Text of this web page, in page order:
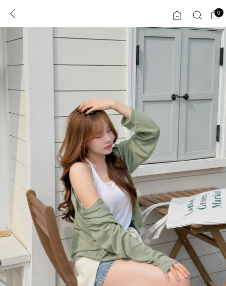
로그인 0
ENG
TW
JP 입
CATEGORY COMMUNITY
인플루언서 pick!
신상 5%
베스트
MADE
세트할인 ~30%
하객룩
ALL
익스클루시브
아우터
티셔츠
니트
블라우스
0